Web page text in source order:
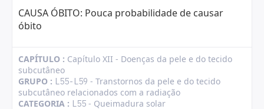
CAUSA ÓBITO: Pouca probabilidade de causar
óbito
CAPÍTULO : Capítulo XII - Doenças da pele e do tecido
subcutâneo
GRUPO : L55-L59 - Transtornos da pele e do tecido
subcutâneo relacionados com a radiação
CATEGORIA : L55 - Queimadura solar